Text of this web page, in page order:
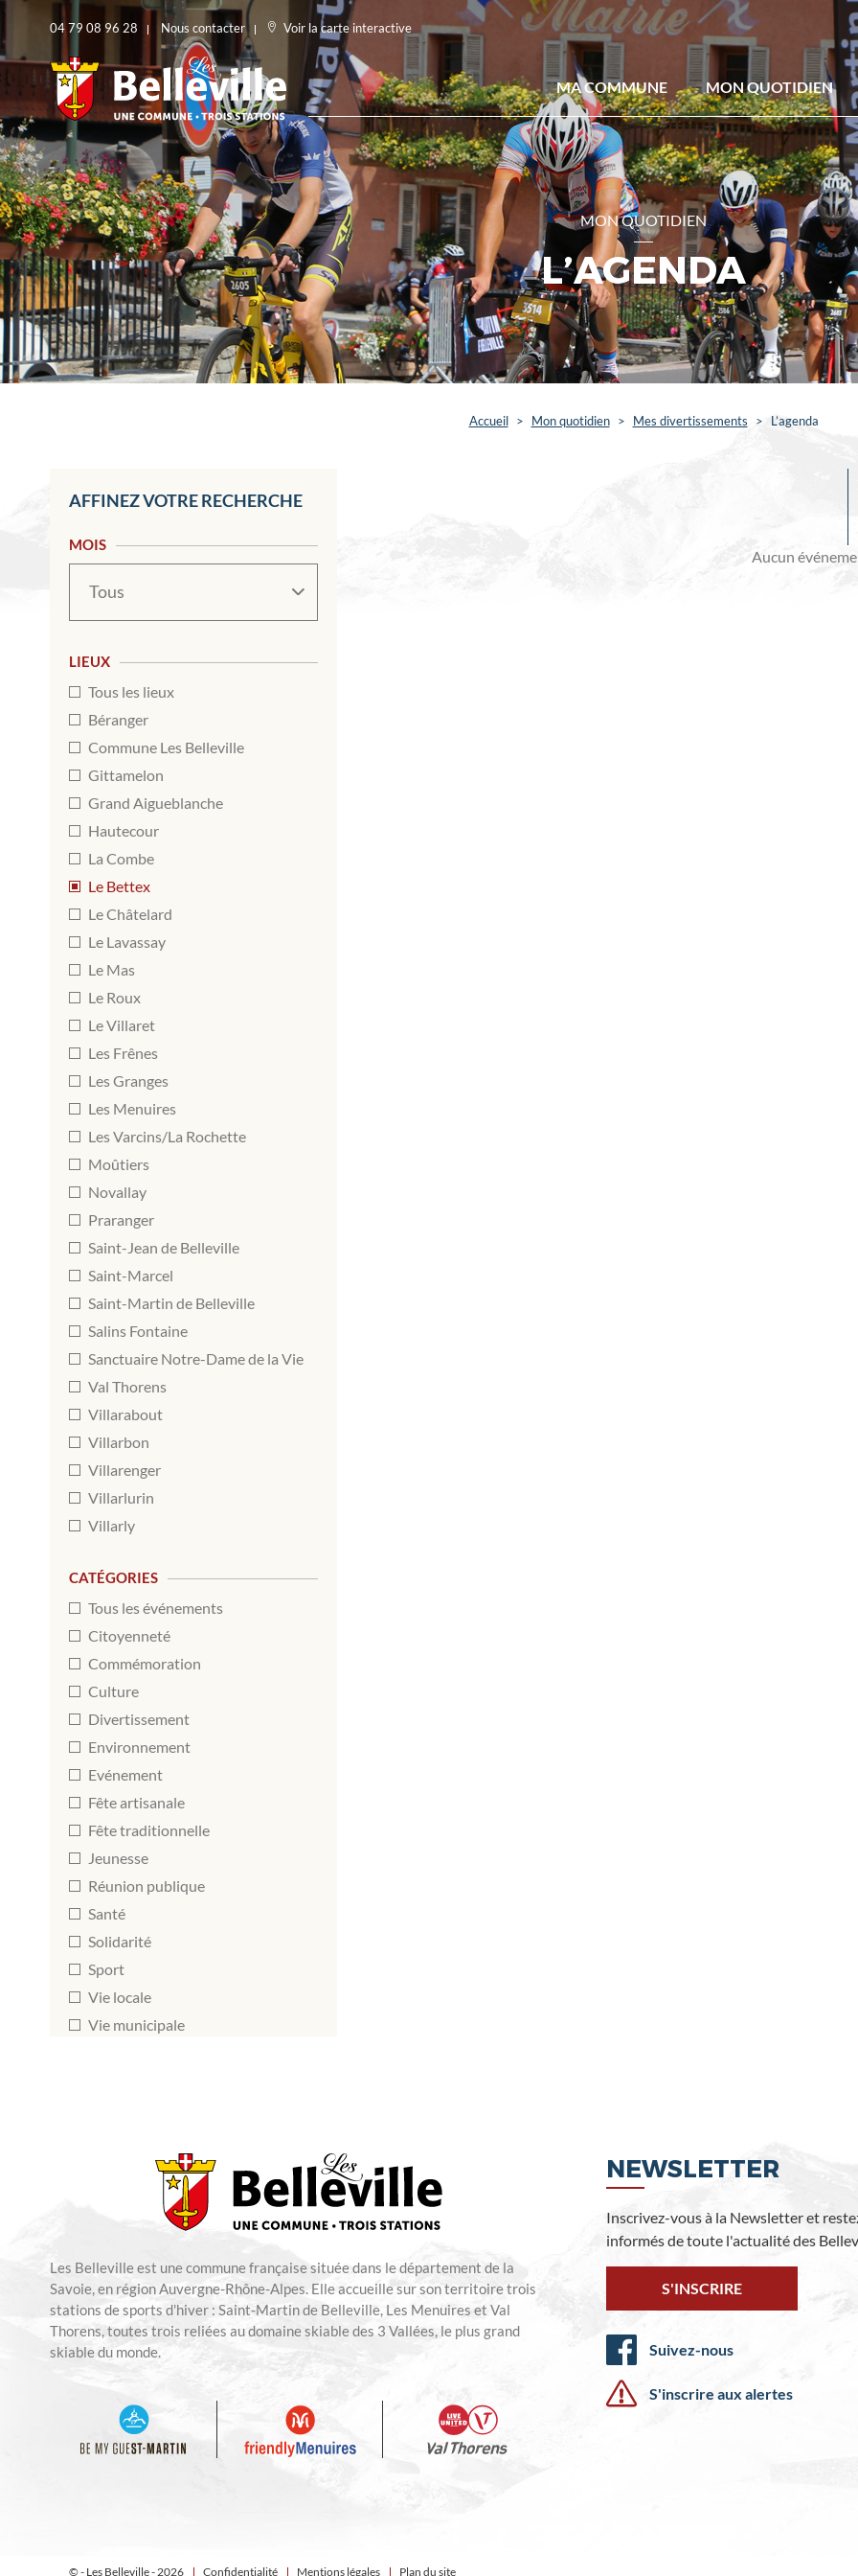
04 79 08 96 28 Nous contacter Voir la carte interactive
MA COMMUNE MON QUOTIDIEN
MON QUOTIDIEN
L’AGENDA
Accueil > Mon quotidien > Mes divertissements > L’agenda
Aucun
AFFINEZ VOTRE RECHERCHE
MOIS
LIEUX
Tous les lieux
Béranger
Commune Les Belleville
Gittamelon
Grand Aigueblanche
Hautecour
La Combe
Le Bettex
Le Châtelard
Le Lavassay
Le Mas
Le Roux
Le Villaret
Les Frênes
Les Granges
Les Menuires
Les Varcins/La Rochette
Moûtiers
Novallay
Praranger
Saint-Jean de Belleville
Saint-Marcel
Saint-Martin de Belleville
Salins Fontaine
Sanctuaire Notre-Dame de la Vie
Val Thorens
Villarabout
Villarbon
Villarenger
Villarlurin
Villarly
CATÉGORIES
Tous les événements
Citoyenneté
Commémoration
Culture
Divertissement
Environnement
Evénement
Fête artisanale
Fête traditionnelle
Jeunesse
Réunion publique
Santé
Solidarité
Sport
Vie locale
Vie municipale
Les Belleville est une commune française située dans le département de la
Savoie, en région Auvergne-Rhône-Alpes. Elle accueille sur son territoire trois
stations de sports d'hiver : Saint-Martin de Belleville, Les Menuires et Val
Thorens, toutes trois reliées au domaine skiable des 3 Vallées, le plus grand
skiable du monde.
NEWSLETTER
Inscrivez-vous à la Newsletter et
informés de toute l'actualité des
S'INSCRIRE
Suivez-nous
S'inscrire aux alertes
© - Les Belleville - 2026 Confidentialité Mentions légales Plan du site